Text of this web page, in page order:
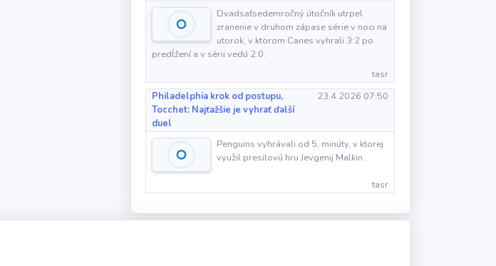
Dvadsaťsedemročný útočník utrpel
zranenie v druhom zápase série v noci na
utorok, v ktorom Canes vyhrali 3:2 po
predĺžení a v sérii vedú 2:0.
tasr
Philadelphia krok od postupu,
Tocchet: Najťažšie je vyhrať ďalší
duel
23.4.2026 07:50
Penguins vyhrávali od 5. minúty, v ktorej
využil presilovú hru Jevgenij Malkin.
tasr